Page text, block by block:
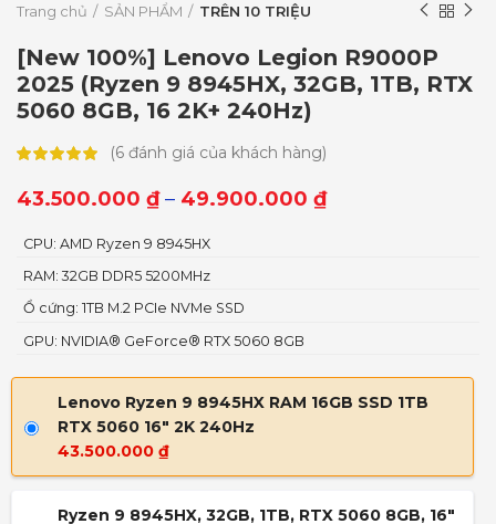
Trang chủ SẢN PHẨM TRÊN 10 TRIỆU
[New 100%] Lenovo Legion R9000P
2025 (Ryzen 9 8945HX, 32GB, 1TB, RTX
5060 8GB, 16 2K+ 240Hz)
(6 đánh giá của khách hàng)
43.500.000 ₫– 49.900.000 ₫
CPU: AMD Ryzen 9 8945HX
RAM: 32GB DDR5 5200MHz
Ổ cứng: 1TB M.2 PCIe NVMe SSD
GPU: NVIDIA® GeForce® RTX 5060 8GB
Lenovo Ryzen 9 8945HX RAM 16GB SSD 1TB
RTX 5060 16" 2K 240Hz
43.500.000 ₫
Ryzen 9 8945HX, 32GB, 1TB, RTX 5060 8GB, 16"